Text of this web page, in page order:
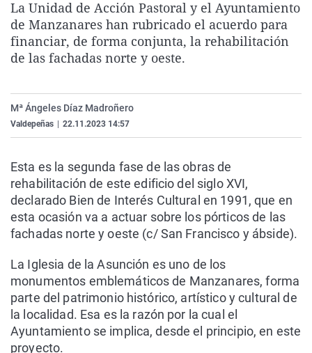
La rosa de los vientos
Gente viajera
Caso
Retornados
Extremadura
Galicia
Virales
Televisión
La Unidad de Acción Pastoral y el Ayuntamiento
de Manzanares han rubricado el acuerdo para
financiar, de forma conjunta, la rehabilitación
de las fachadas norte y oeste.
Mª Ángeles Díaz Madroñero
Valdepeñas 22.11.2023 14:57
Esta es la segunda fase de las obras de
rehabilitación de este edificio del siglo XVI,
declarado Bien de Interés Cultural en 1991, que en
esta ocasión va a actuar sobre los pórticos de las
fachadas norte y oeste (c/ San Francisco y ábside).
La Iglesia de la Asunción es uno de los
monumentos emblemáticos de Manzanares, forma
parte del patrimonio histórico, artístico y cultural de
la localidad. Esa es la razón por la cual el
Ayuntamiento se implica, desde el principio, en este
proyecto.